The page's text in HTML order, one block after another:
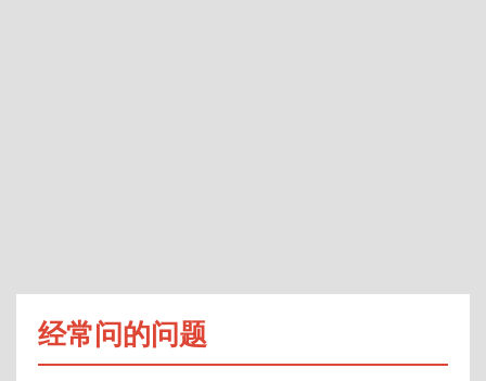
经常问的问题